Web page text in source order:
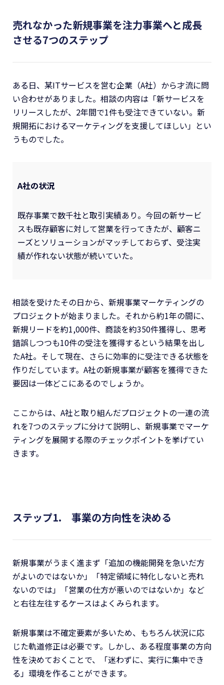
売れなかった新規事業を注力事業へと成長
させる7つのステップ
ある日、某ITサービスを営む企業（A社）から才流に問
い合わせがありました。相談の内容は「新サービスを
リリースしたが、2年間で1件も受注できていない。新
規開拓におけるマーケティングを支援してほしい」とい
うものでした。
A社の状況
既存事業で数千社と取引実績あり。今回の新サービ
スも既存顧客に対して営業を行ってきたが、顧客ニ
ーズとソリューションがマッチしておらず、受注実
績が作れない状態が続いていた。
相談を受けたその日から、新規事業マーケティングの
プロジェクトが始まりました。それから約1年の間に、
新規リードを約1,000件、商談を約350件獲得し、思考
錯誤しつつも10件の受注を獲得するという結果を出し
たA社。そして現在、さらに効率的に受注できる状態を
作りだしています。A社の新規事業が顧客を獲得できた
要因は一体どこにあるのでしょうか。
ここからは、A社と取り組んだプロジェクトの一連の流
れを7つのステップに分けて説明し、新規事業でマーケ
ティングを展開する際のチェックポイントを挙げてい
きます。
ステップ1. 事業の方向性を決める
新規事業がうまく進まず「追加の機能開発を急いだ方
がよいのではないか」「特定領域に特化しないと売れ
ないのでは」「営業の仕方が悪いのではないか」など
と右往左往するケースはよくみられます。
新規事業は不確定要素が多いため、もちろん状況に応
じた軌道修正は必要です。しかし、ある程度事業の方向
性を決めておくことで、「迷わずに、実行に集中でき
る」環境を作ることができます。